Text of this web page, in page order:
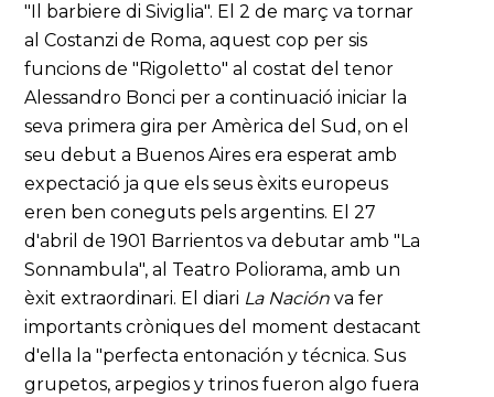
"Il barbiere di Siviglia". El 2 de març va tornar
al Costanzi de Roma, aquest cop per sis
funcions de "Rigoletto" al costat del tenor
Alessandro Bonci per a continuació iniciar la
seva primera gira per Amèrica del Sud, on el
seu debut a Buenos Aires era esperat amb
expectació ja que els seus èxits europeus
eren ben coneguts pels argentins. El 27
d'abril de 1901 Barrientos va debutar amb "La
Sonnambula", al Teatro Poliorama, amb un
èxit extraordinari. El diari La Nación va fer
importants cròniques del moment destacant
d'ella la "perfecta entonación y técnica. Sus
grupetos, arpegios y trinos fueron algo fuera